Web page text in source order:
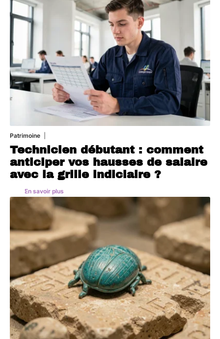
Patrimoine
Technicien débutant : comment
anticiper vos hausses de salaire
avec la grille indiciaire ?
En savoir plus